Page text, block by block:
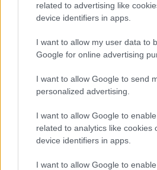
related to advertising like
device identifiers in apps.
I want to allow my user data to
Google for online advertising
I want to allow Google to send
personalized advertising.
I want to allow Google to
related to analytics like cookies
device identifiers in apps.
I want to allow Google to
Najboljši vrtni stroji Castelgarden za
Kam na izlet v Posočju? Odkrij Most
Revolucija na vrtu: robotske
delajo namesto vas
SLO - stanje na cestah